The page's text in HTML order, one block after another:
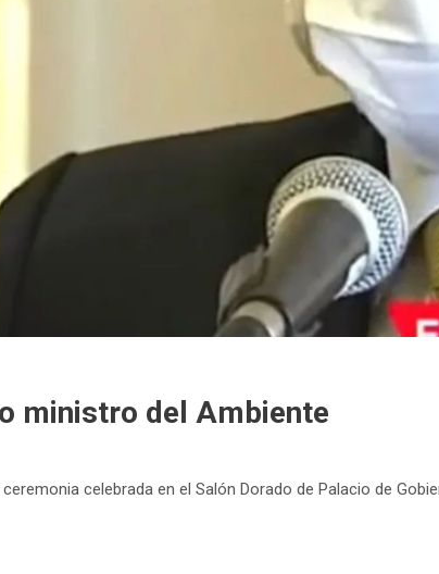
ministro del Ambiente
celebrada en el Salón Dorado de Palacio de